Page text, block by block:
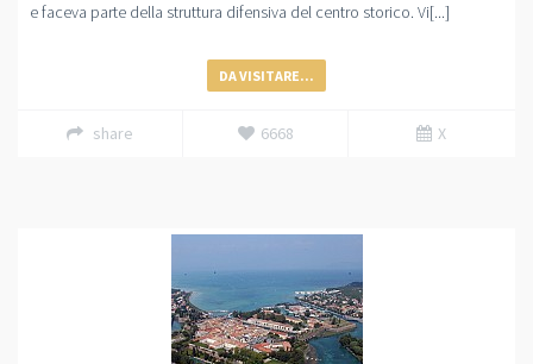
e faceva parte della struttura difensiva del centro storico. Vi[...]
DA VISITARE...
share 6668 X